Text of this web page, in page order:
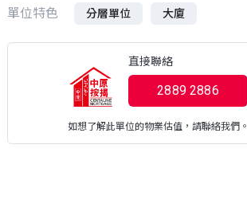
單位特色 分層單位 大廈
直接聯絡
2889 2886
如想了解此單位的物業估值，請聯絡我們。